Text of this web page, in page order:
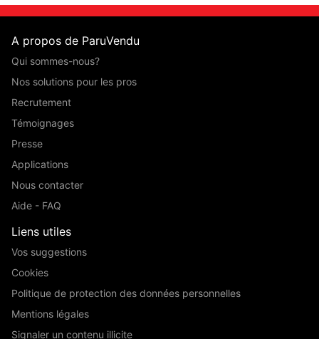
A propos de ParuVendu
Qui sommes-nous?
Nos solutions pour les pros
Recrutement
Témoignages
Presse
Applications
Nous contacter
Aide - FAQ
Liens utiles
Vos suggestions
Cookies
Politique de protection des données personnelles
Mentions légales
Signaler un contenu illicite